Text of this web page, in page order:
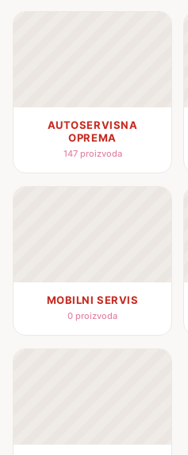
AUTOSERVISNA
OPREMA
147 proizvoda
MOBILNI SERVIS
0 proizvoda